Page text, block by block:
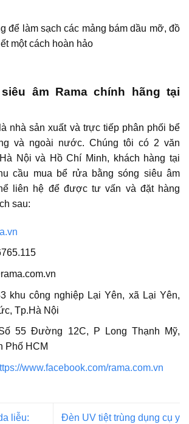
để làm sạch các mảng bám dầu mỡ, đồ
một cách hoàn hảo
âm Rama chính hãng tại
nhà sản xuất và trực tiếp phân phối bể
và ngoài nước. Chúng tôi có 2 văn
Nội và Hồ Chí Minh, khách hàng tại
cầu mua bể rửa bằng sóng siêu âm
liên hệ để được tư vấn và đặt hàng
sau:
khu công nghiệp Lại Yên, xã Lại Yên,
Tp.Hà Nội
55 Đường 12C, P Long Thạnh Mỹ,
Phố HCM
www.facebook.com/rama.com.vn
liễu: Đèn UV tiệt trùng dụng cụ y